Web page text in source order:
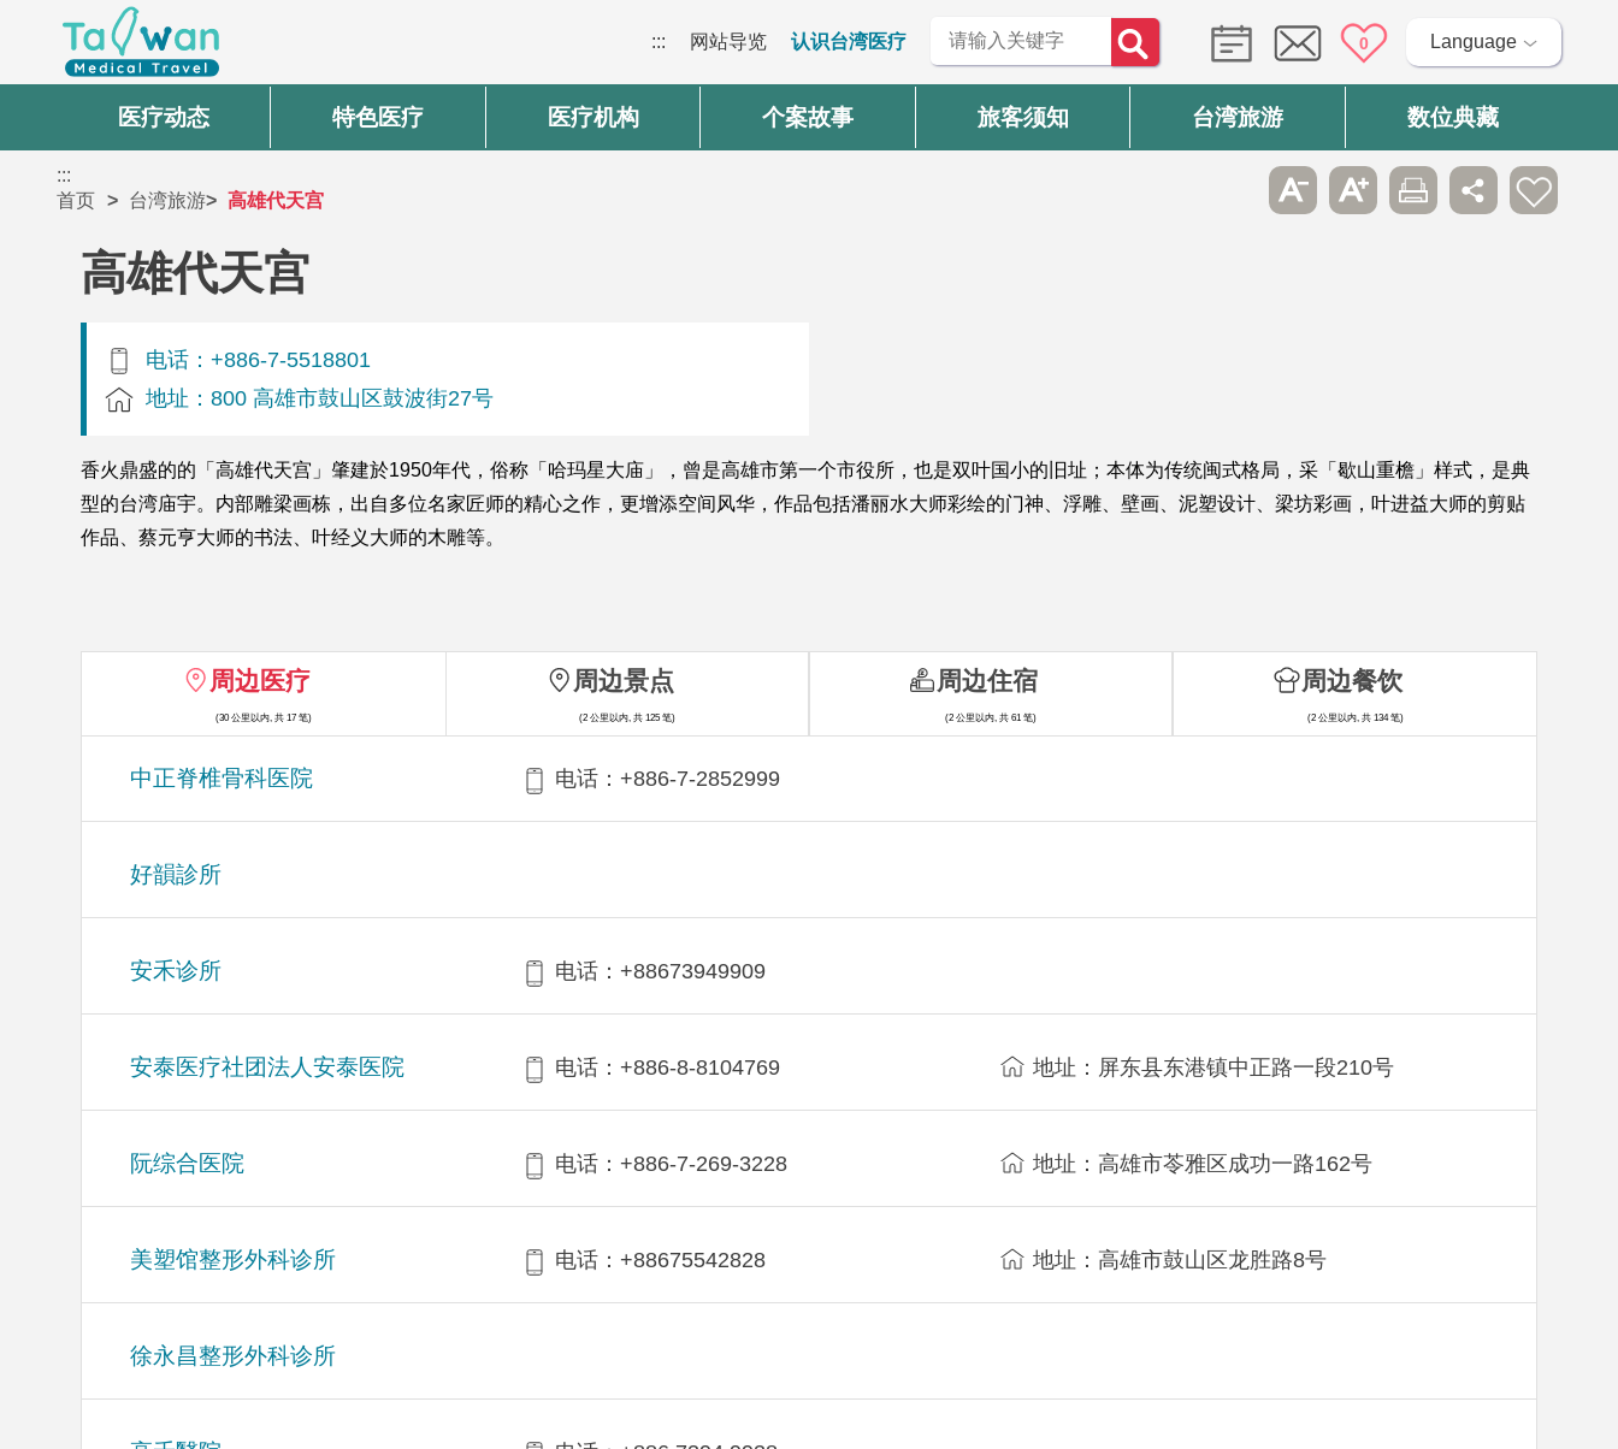
::: 网站导览 认识台湾医疗 0 Language
医疗动态 特色医疗 医疗机构 个案故事 旅客须知 台湾旅游 数位典藏
:::
首页
台湾旅游 高雄代天宫
高雄代天宫
电话：+886-7-5518801
地址：800 高雄市鼓山区鼓波街27号
香火鼎盛的的「高雄代天宫」肇建於1950年代，俗称「哈玛星大庙」，曾是高雄市第一个市役所，也是双叶国小的旧址；本体为传统闽式格局，采「歇山重檐」样式，是典
型的台湾庙宇。内部雕梁画栋，出自多位名家匠师的精心之作，更增添空间风华，作品包括潘丽水大师彩绘的门神、浮雕、壁画、泥塑设计、梁坊彩画，叶进益大师的剪贴
作品、蔡元亨大师的书法、叶经义大师的木雕等。
周边医疗
(30 公里以内, 共 17 笔)
中正脊椎骨科医院 电话：+886-7-2852999
好韻診所
安禾诊所 电话：+88673949909
安泰医疗社团法人安泰医院 电话：+886-8-8104769 地址：屏东县东港镇中正路一段210号
阮综合医院 电话：+886-7-269-3228 地址：高雄市苓雅区成功一路162号
美塑馆整形外科诊所 电话：+88675542828 地址：高雄市鼓山区龙胜路8号
徐永昌整形外科诊所
周边景点
(2 公里以内, 共 125 笔)
周边住宿
(2 公里以内, 共 61 笔)
周边餐饮
(2 公里以内, 共 134 笔)